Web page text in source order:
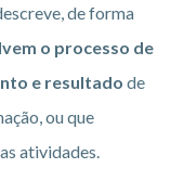
de forma
o processo de
e resultado de
ou que
atividades.